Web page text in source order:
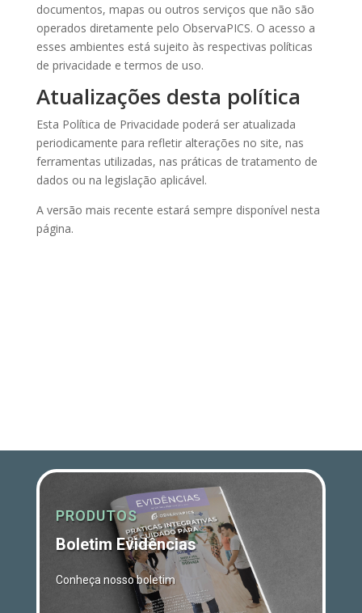
documentos, mapas ou outros serviços que não são
operados diretamente pelo ObservaPICS. O acesso a
esses ambientes está sujeito às respectivas políticas
de privacidade e termos de uso.
Atualizações desta política
Esta Política de Privacidade poderá ser atualizada
periodicamente para refletir alterações no site, nas
ferramentas utilizadas, nas práticas de tratamento de
dados ou na legislação aplicável.
A versão mais recente estará sempre disponível nesta
página.
PRODUTOS
Boletim Evidências
Conheça nosso boletim